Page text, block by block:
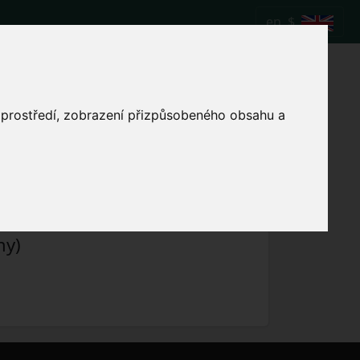
zobrazení přizpůsobeného obsahu a
en $
vs Eintracht